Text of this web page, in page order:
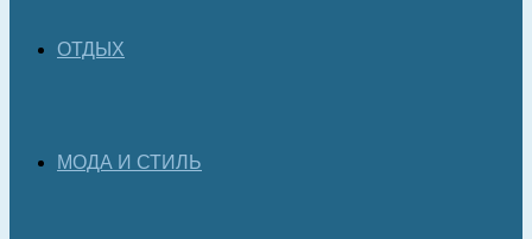
ОТДЫХ
МОДА И СТИЛЬ